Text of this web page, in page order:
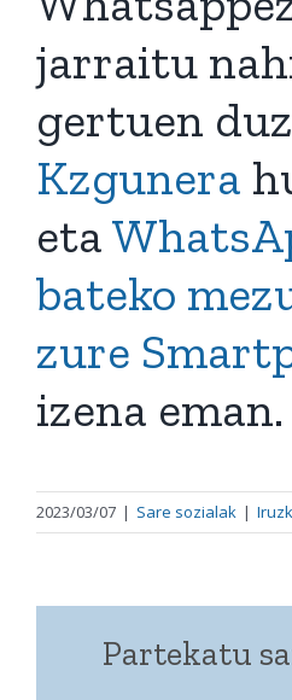
jarraitu
gertuen
Kzgunera
eta
bateko
zure
izena eman.
2023/03/07 | Sare sozialak |
Partekatu